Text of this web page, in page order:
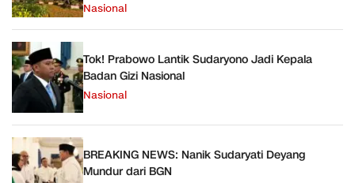
Nasional
Tok! Prabowo Lantik Sudaryono Jadi Kepala
Badan Gizi Nasional
Nasional
BREAKING NEWS: Nanik Sudaryati Deyang
Mundur dari BGN